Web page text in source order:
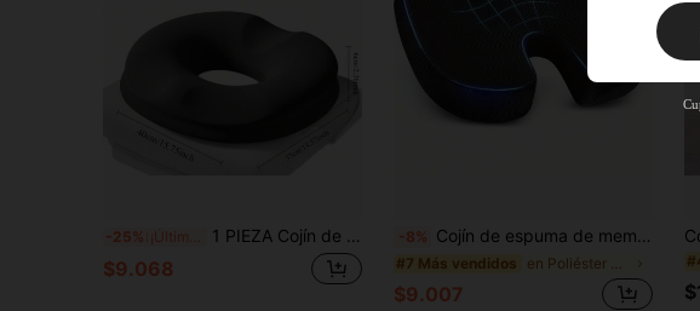
-25% 1 PIEZA Cojín de Espuma Viscoelástica en Forma de Dona para Silla de Oficina | Almohada de Soporte para Cadera y Cintura, Apta para Postparto, Ideal para Estar Sentado por Mucho Tiempo, Conducir y Trabajo de Oficina | Poliéster Lavable a Máquina, Diseño de Comodidad Moderna, Material Suave
$9.068
-8% Cojín de espuma de memoria de rebote lento extra grande y grueso de malla transpirable negra – 45*35*7cm – Cojín de asiento de espuma de memoria, adecuado para entornos del hogar y la oficina, ideal para sentarse a largo plazo, alivia eficazmente el dolor de ciática, cadera y coxis, adecuado para trabajadores de oficina, asientos de conductor, sillas de oficina, almohadillas de silla, cojines de silla, sillas de juego
#7 Más vendidos
$9.007
Pedidos de
Nuevo usuario
63
Pedidos de